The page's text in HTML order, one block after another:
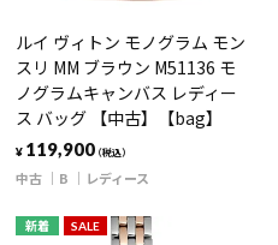
ルイ ヴィトン モノグラム モン
スリ MM ブラウン M51136 モ
ノグラムキャンバス レディー
ス バッグ 【中古】【bag】
¥ 119,900（税込）
中古 B レディース
新着 SALE